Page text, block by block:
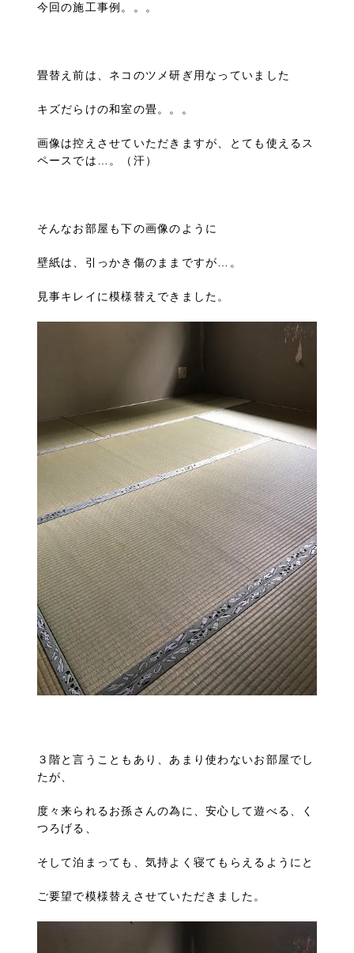
今回の施工事例。。。
畳替え前は、ネコのツメ研ぎ用なっていました
キズだらけの和室の畳。。。
画像は控えさせていただきますが、とても使えるス
ペースでは…。（汗）
そんなお部屋も下の画像のように
壁紙は、引っかき傷のままですが…。
見事キレイに模様替えできました。
３階と言うこともあり、あまり使わないお部屋でし
たが、
度々来られるお孫さんの為に、安心して遊べる、く
つろげる、
そして泊まっても、気持よく寝てもらえるようにと
ご要望で模様替えさせていただきました。